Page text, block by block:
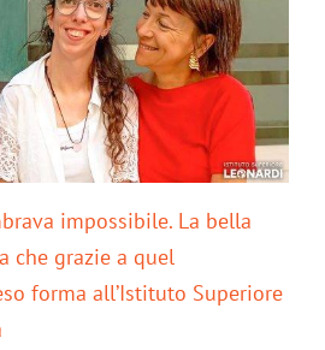
impossibile. La bella
che grazie a quel
forma all’Istituto Superiore